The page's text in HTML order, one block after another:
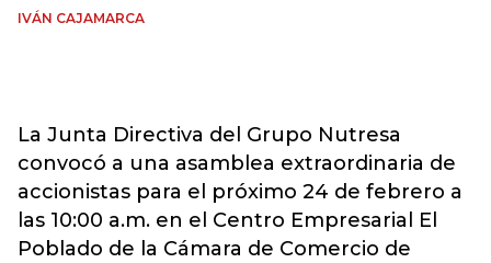
IVÁN CAJAMARCA
La Junta Directiva del Grupo Nutresa
convocó a una asamblea extraordinaria de
accionistas para el próximo 24 de febrero a
las 10:00 a.m. en el Centro Empresarial El
Poblado de la Cámara de Comercio de